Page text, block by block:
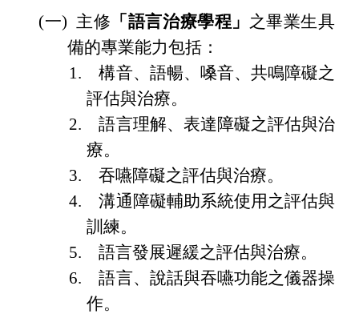
(一) 主修 「語言治療學程」 之畢業生具
備的專業能力包括：
1. 構音、語暢、嗓音、共鳴障礙之
評估與治療。
2. 語言理解、表達障礙之評估與治
療。
3. 吞嚥障礙之評估與治療。
4. 溝通障礙輔助系統使用之評估與
訓練。
5. 語言發展遲緩之評估與治療。
6. 語言、說話與吞嚥功能之儀器操
作。